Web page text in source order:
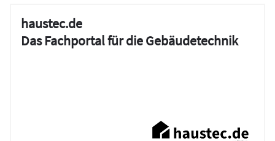
haustec.de
Das Fachportal für die Gebäudetechnik